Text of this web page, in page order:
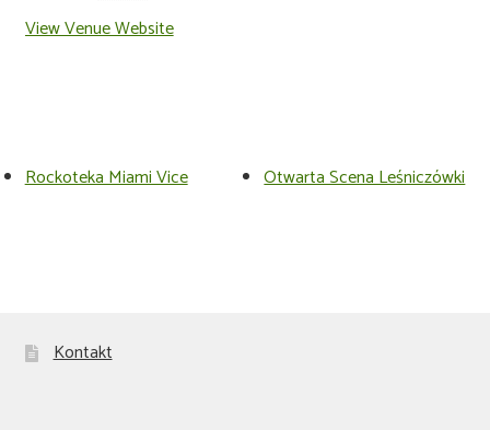
View Venue Website
Rockoteka Miami Vice Otwarta Scena Leśniczówki
Kontakt